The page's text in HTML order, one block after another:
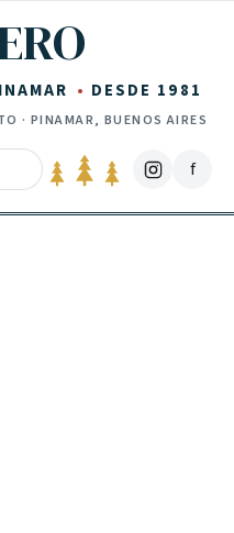
DESDE 1981
· PINAMAR, BUENOS AIRES
f